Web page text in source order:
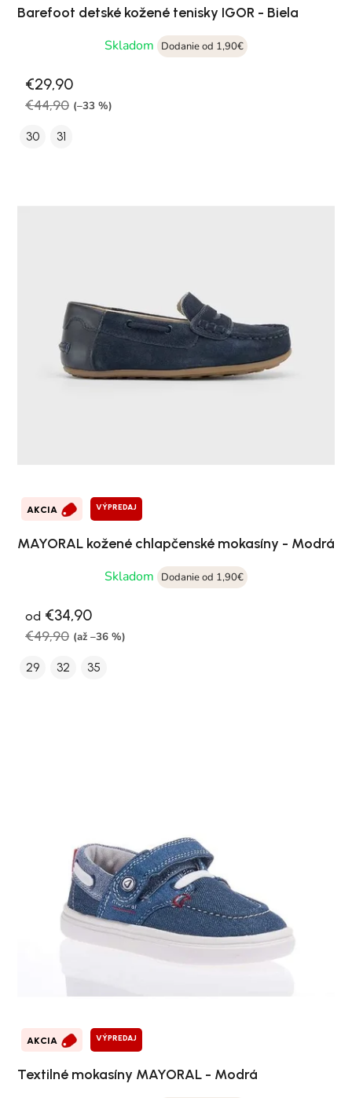
Barefoot detské kožené tenisky IGOR - Biela
Skladom
Dodanie od 1,90€
€29,90
€44,90 (–33 %)
30 31
AKCIA VÝPREDAJ
MAYORAL kožené chlapčenské mokasíny - Modrá
Skladom
Dodanie od 1,90€
od €34,90
€49,90 (až –36 %)
29 32 35
AKCIA VÝPREDAJ
Textilné mokasíny MAYORAL - Modrá